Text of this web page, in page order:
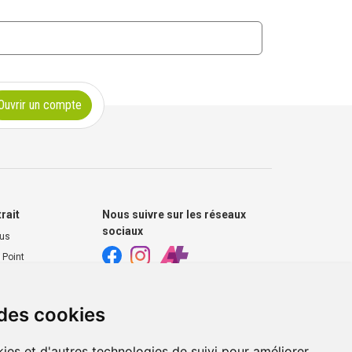
cookies
un compte
Point
extérieurs
Nous suivre sur les réseaux
sociaux